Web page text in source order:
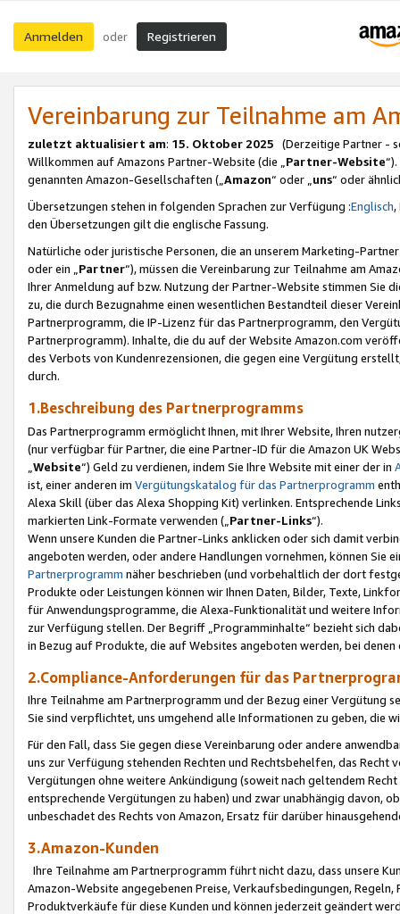
Anmelden oder Registrieren
Vereinbarung zur Teilnahme am
zuletzt aktualisiert am: 15. Oktober 2025 (Derzeitige Partner -
Willkommen auf Amazons Partner-Website (die „Partner-Website
genannten Amazon-Gesellschaften („Amazon“ oder „uns“ oder
Übersetzungen stehen in folgenden Sprachen zur Verfügung :Englisch,
den Übersetzungen gilt die englische Fassung.
Natürliche oder juristische Personen, die an unserem Marketing-
oder ein „Partner“), müssen die Vereinbarung zur Teilnahme am
Ihrer Anmeldung auf bzw. Nutzung der Partner-Website stimmen Sie
zu, die durch Bezugnahme einen wesentlichen Bestandteil dieser
Partnerprogramm, die IP-Lizenz für das Partnerprogramm, den
Partnerprogramm). Inhalte, die du auf der Website Amazon.com
des Verbots von Kundenrezensionen, die gegen eine Vergütung
durch.
1.Beschreibung des Partnerprogramms
Das Partnerprogramm ermöglicht Ihnen, mit Ihrer Website, Ihren
(nur verfügbar für Partner, die eine Partner-ID für die Amazon UK
Website“) Geld zu verdienen, indem Sie Ihre Website mit einer der in
ist, einer anderen im Vergütungskatalog für das Partnerprogramm
Alexa Skill (über das Alexa Shopping Kit) verlinken. Entsprechende
markierten Link-Formate verwenden („ Partner-Links“).
Wenn unsere Kunden die Partner-Links anklicken oder sich damit
angeboten werden, oder andere Handlungen vornehmen, können Sie
Partnerprogramm näher beschrieben (und vorbehaltlich der dort
Produkte oder Leistungen können wir Ihnen Daten, Bilder, Texte,
für Anwendungsprogramme, die Alexa-Funktionalität und weitere
zur Verfügung stellen. Der Begriff „Programminhalte“ bezieht sich
in Bezug auf Produkte, die auf Websites angeboten werden, bei
2.Compliance-Anforderungen für das
Ihre Teilnahme am Partnerprogramm und der Bezug einer Vergütung
Sie sind verpflichtet, uns umgehend alle Informationen zu geben, die
Für den Fall, dass Sie gegen diese Vereinbarung oder andere
uns zur Verfügung stehenden Rechten und Rechtsbehelfen, das
Vergütungen ohne weitere Ankündigung (soweit nach geltendem
entsprechende Vergütungen zu haben) und zwar unabhängig davon,
unbeschadet des Rechts von Amazon, Ersatz für darüber
3.Amazon-Kunden
Ihre Teilnahme am Partnerprogramm führt nicht dazu, dass unsere
Amazon-Website angegebenen Preise, Verkaufsbedingungen,
Produktverkäufe für diese Kunden und können jederzeit geändert